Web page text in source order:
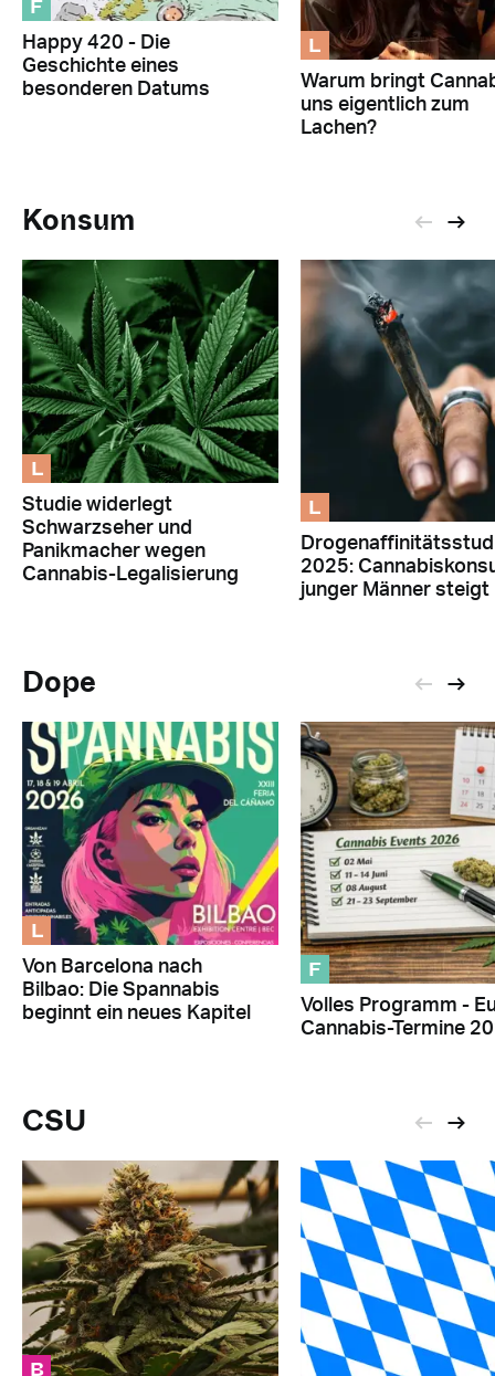
F
Happy 420 - Die
Geschichte eines
besonderen Datums
L
Warum bringt
uns eigentlich zum
Lachen?
Konsum
L
Studie widerlegt
Schwarzseher und
Panikmacher wegen
Cannabis-Legalisierung
L
2025:
junger Männer steigt
Dope
L
Von Barcelona nach
Bilbao: Die Spannabis
beginnt ein neues Kapitel
F
Volles Programm -
Cannabis-Termine
CSU
B